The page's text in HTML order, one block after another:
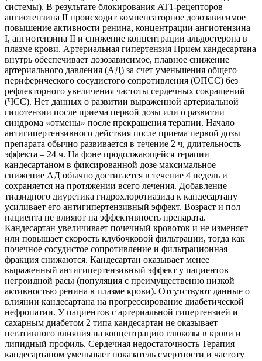
системы). В результате блокирования AT1-рецепторов
ангиотензина II происходит компенсаторное дозозависимое
повышение активности ренина, концентрации ангиотензина
I, ангиотензина II и снижение концентрации альдостерона в
плазме крови. Артериальная гипертензия Прием кандесартана
внутрь обеспечивает дозозависимое, плавное снижение
артериального давления (АД) за счет уменьшения общего
периферического сосудистого сопротивления (ОПСС) без
рефлекторного увеличения частоты сердечных сокращений
(ЧСС). Нет данных о развитии выраженной артериальной
гипотензии после приема первой дозы или о развитии
синдрома «отмены» после прекращения терапии. Начало
антигипертензивного действия после приема первой дозы
препарата обычно развивается в течение 2 ч, длительность
эффекта – 24 ч. На фоне продолжающейся терапии
кандесартаном в фиксированной дозе максимальное
снижение АД обычно достигается в течение 4 недель и
сохраняется на протяжении всего лечения. Добавление
тиазидного диуретика гидрохлоротиазида к кандесартану
усиливает его антигипертензивный эффект. Возраст и пол
пациента не влияют на эффективность препарата.
Кандесартан увеличивает почечный кровоток и не изменяет
или повышает скорость клубочковой фильтрации, тогда как
почечное сосудистое сопротивление и фильтрационная
фракция снижаются. Кандесартан оказывает менее
выраженный антигипертензивный эффект у пациентов
негроидной расы (популяция с преимущественно низкой
активностью ренина в плазме крови). Отсутствуют данные о
влиянии кандесартана на прогрессирование диабетической
нефропатии. У пациентов с артериальной гипертензией и
сахарным диабетом 2 типа кандесартан не оказывает
негативного влияния на концентрацию глюкозы в крови и
липидный профиль. Сердечная недостаточность Терапия
кандесартаном уменьшает показатель смертности и частоту